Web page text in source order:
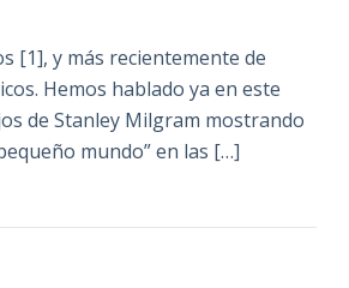
[1], y más recientemente de
Hemos hablado ya en este
de Stanley Milgram mostrando
mundo” en las […]